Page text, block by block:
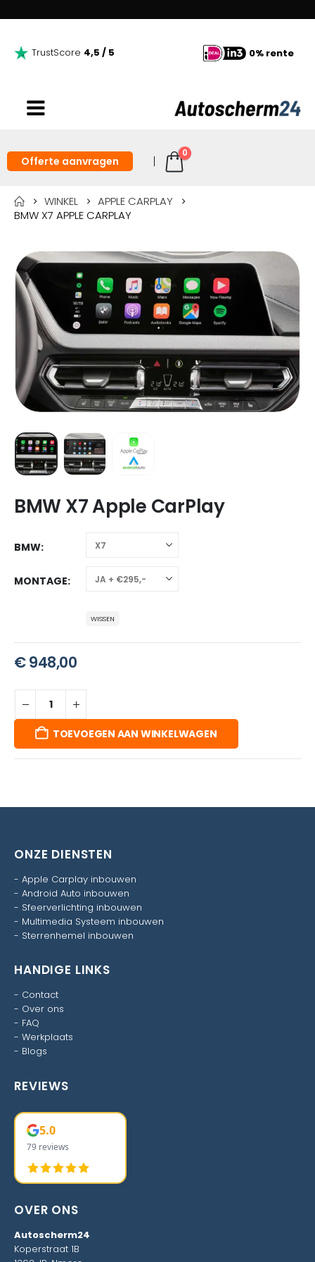
TrustScore 4,5 / 5 0% rente
Offerte aanvragen
0
WINKEL
APPLE CARPLAY
BMW X7 APPLE CARPLAY
BMW X7 Apple CarPlay
BMW
MONTAGE
WISSEN
€948,00
TOEVOEGEN AAN WINKELWAGEN
ONZE DIENSTEN
- Apple Carplay inbouwen
- Android Auto inbouwen
- Sfeerverlichting inbouwen
- Multimedia Systeem inbouwen
- Sterrenhemel inbouwen
HANDIGE LINKS
- Contact
- Over ons
- FAQ
- Werkplaats
- Blogs
REVIEWS
5.0
79 reviews
OVER ONS
Autoscherm24
Koperstraat 1B